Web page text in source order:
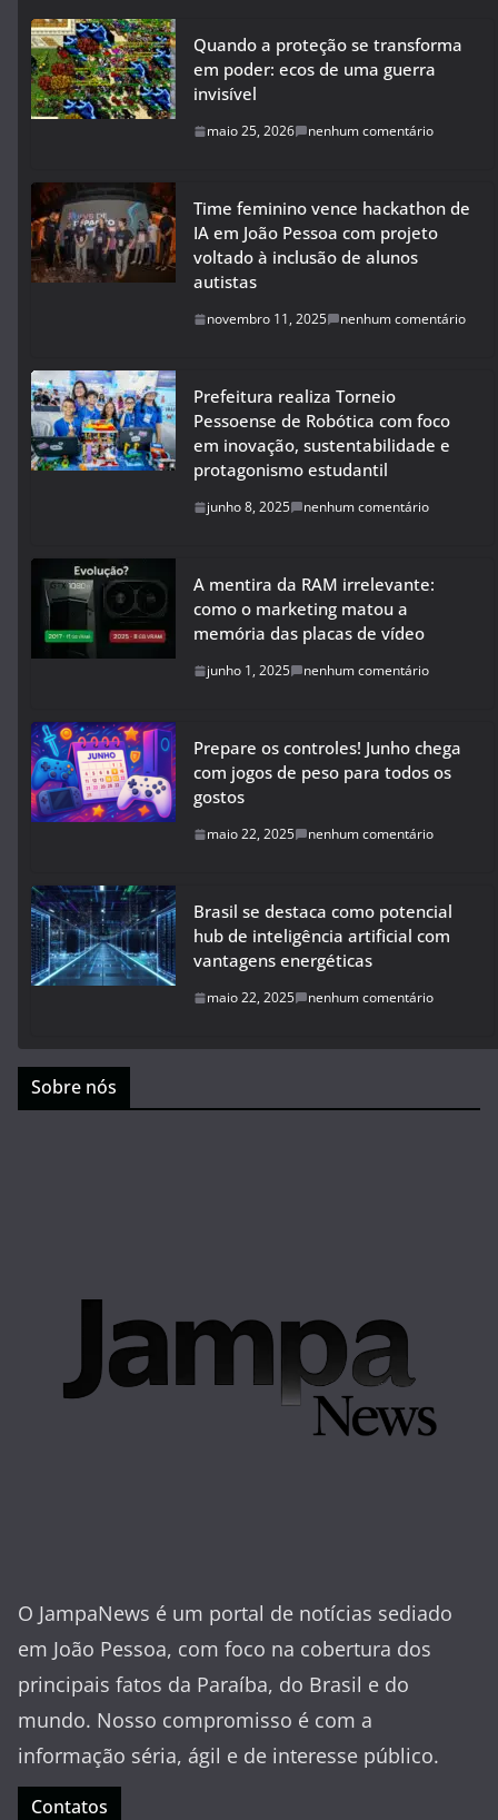
Quando a proteção se transforma
em poder: ecos de uma guerra
invisível
maio 25, 2026 nenhum comentário
Time feminino vence hackathon de
IA em João Pessoa com projeto
voltado à inclusão de alunos
autistas
novembro 11, 2025 nenhum comentário
Prefeitura realiza Torneio
Pessoense de Robótica com foco
em inovação, sustentabilidade e
protagonismo estudantil
junho 8, 2025 nenhum comentário
A mentira da RAM irrelevante:
como o marketing matou a
memória das placas de vídeo
junho 1, 2025 nenhum comentário
Prepare os controles! Junho chega
com jogos de peso para todos os
gostos
maio 22, 2025 nenhum comentário
Brasil se destaca como potencial
hub de inteligência artificial com
vantagens energéticas
maio 22, 2025 nenhum comentário
Sobre nós
O JampaNews é um portal de notícias sediado
em João Pessoa, com foco na cobertura dos
principais fatos da Paraíba, do Brasil e do
mundo. Nosso compromisso é com a
informação séria, ágil e de interesse público.
Contatos